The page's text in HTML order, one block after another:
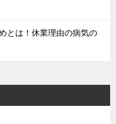
とは！休業理由の病気の